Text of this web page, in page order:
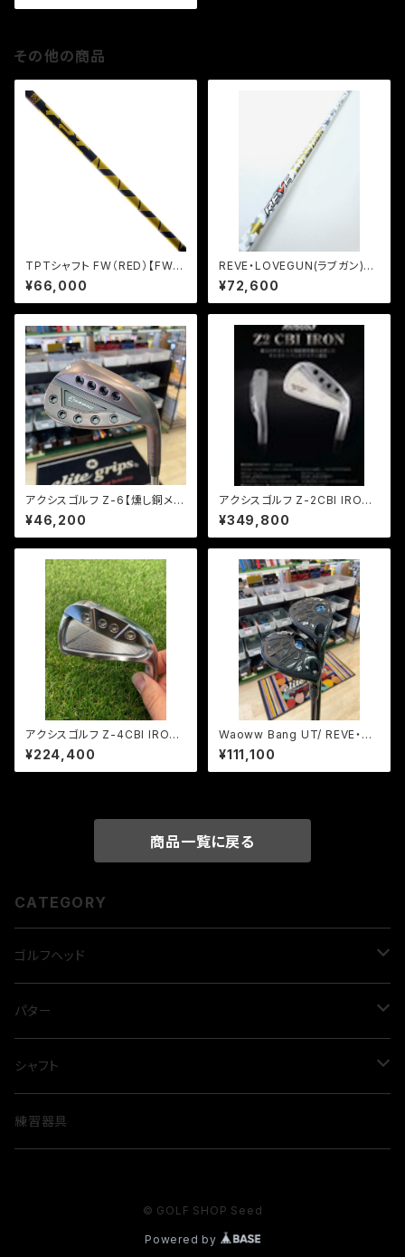
その他の商品
TPTシャフト FW（RED）【FW用
シャフト】
¥66,000
REVE・LOVEGUN(ラブガン)【ド
ライバー用シャフト】
¥72,600
アクシスゴルフ Z-6【燻し銅メッ
キ】 モーダスウェッジ115
¥46,200
アクシスゴルフ Z-2CBI IRON
(#5~PW/6本組) REVE I.Ele
vation（アイ・エレベーション）
¥349,800
アクシスゴルフ Z-4CBI IRON
(#5~PW/6本組)モーダス105
¥224,400
Waoww Bang UT/ REVE・リ
ボルバーFU（ヘッドカバー付き）
¥111,100
商品一覧に戻る
CATEGORY
ゴルフヘッド
ドライバー
GINNICO model02 ☆
GINNICO model02 ☆☆
フェアウェイウッド
PROCEED・ダブルＲ FW SF
ユーティリティウッド
パター
LAB GOLF
ダイレクトフォース2.1
CROSSPUTT
シャフト
ドライバー用
練習器具
© GOLF SHOP Seed
Powered by